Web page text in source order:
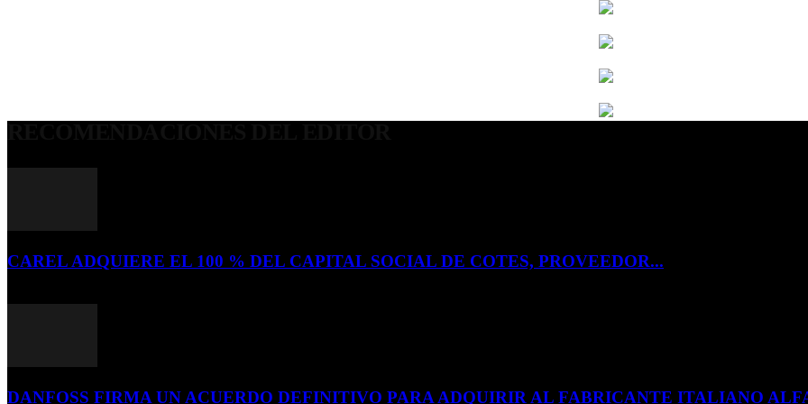
CAREL ADQUIERE EL 100 % DEL CAPITAL SOCIAL DE COTES, PROVEEDOR...
DANFOSS FIRMA UN ACUERDO DEFINITIVO PARA ADQUIRIR AL FABRICANTE ITALIANO